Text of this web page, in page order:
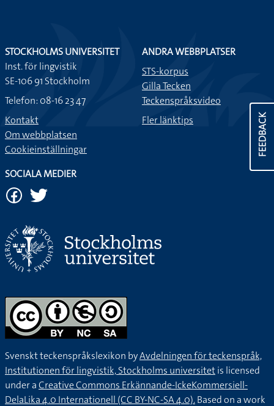
FEEDBACK
STOCKHOLMS UNIVERSITET
Inst. för lingvistik
SE-106 91 Stockholm
Telefon: 08-16 23 47
Kontakt
Om webbplatsen
Cookieinställningar
ANDRA WEBBPLATSER
STS-korpus
Gilla Tecken
Teckenspråksvideo
Fler länktips
SOCIALA MEDIER
Svenskt teckenspråkslexikon byAvdelningen för teckenspråk,
Institutionen för lingvistik, Stockholms universitetis licensed
under aCreative Commons Erkännande-IckeKommersiell-
DelaLika 4.0 Internationell (CC BY-NC-SA 4.0).Based on a work